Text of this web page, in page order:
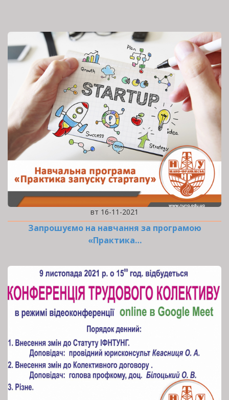
вт 16-11-2021
Запрошуємо на навчання за програмою
«Практика…